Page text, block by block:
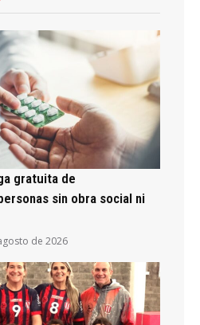
gratuita de
sin obra social ni
de 2026